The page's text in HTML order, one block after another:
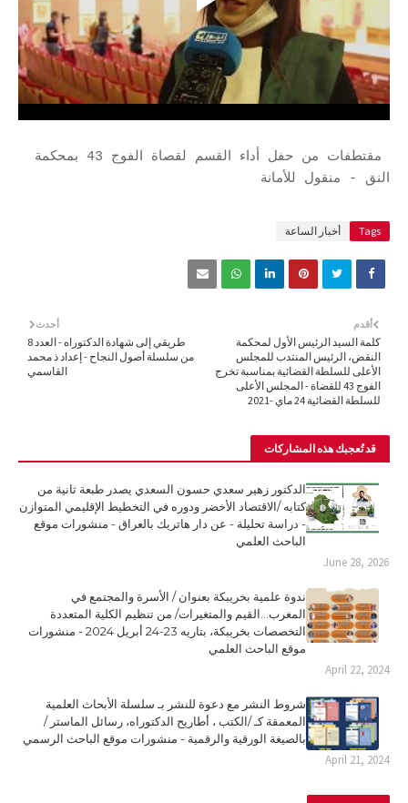
مقتطفات من حفل أداء القسم لقصاة الفوج 43 بمحكمة
النق - منقول للأمانة
Tags أخبار الساعة
أحدث
طريقي إلى شهادة الدكتوراه - العدد 8
من سلسلة أصول النجاح - إعداد ذ محمد
القاسمي
أقدم
كلمة السيد الرئيس الأول لمحكمة
النقض، الرئيس المنتدب للمجلس
الأعلى للسلطة القضائية بمناسبة تخرج
الفوج 43 للقضاة - المجلس الأعلى
للسلطة القضائية 24 ماي -2021
قد تُعجبك هذه المشاركات
الدكتور زهير سعدي حسون السعدي يصدر طبعة ثانية من
كتابه /الاقتصاد الأخضر ودوره في التخطيط الإقليمي المتوازن
- دراسة تحليلة - عن دار هاتريك بالعراق - منشورات موقع
الباحث العلمي
June 28, 2026
ندوة علمية بخريبكة بعنوان / الأسرة والمجتمع في
المغرب...القيم والمتغيرات/ من تنظيم الكلية المتعددة
التخصصات بخريبكة، بتاريه 23-24 أبريل 2024 - منشورات
موقع الباحث العلمي
April 22, 2024
شروط النشر مع دعوة للنشر بـ سلسلة الأبحاث العلمية
المعمقة كـ /الكتب ، أطاريح الدكتوراه، رسائل الماستر /
بالصيغة الورقية والرقمية - منشورات موقع الباحث الرسمي
April 21, 2024